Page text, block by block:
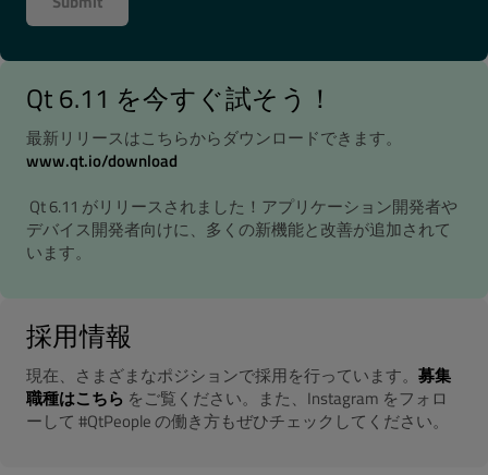
Qt 6.11 を今すぐ試そう！
最新リリースはこちらからダウンロードできます。
www.qt.io/download
Qt 6.11 がリリースされました！アプリケーション開発者や
デバイス開発者向けに、多くの新機能と改善が追加されて
います。
採用情報
現在、さまざまなポジションで採用を行っています。 募集
職種はこちら をご覧ください。また、Instagram をフォロ
ーして #QtPeople の働き方もぜひチェックしてください。